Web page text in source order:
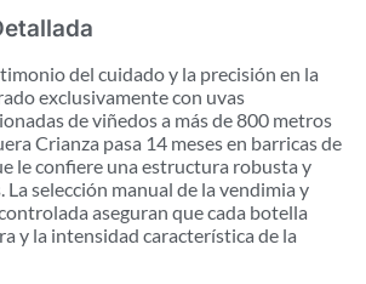
del cuidado y la precisión en la
exclusivamente con uvas
de viñedos a más de 800 metros
Crianza pasa 14 meses en barricas de
le confiere una estructura robusta y
La selección manual de la vendimia y
aseguran que cada botella
y la intensidad característica de la